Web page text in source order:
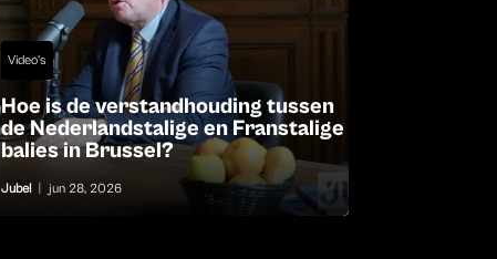
Video's
Hoe is de verstandhouding tussen
de Nederlandstalige en Franstalige
balies in Brussel?
Jubel jun 28, 2026